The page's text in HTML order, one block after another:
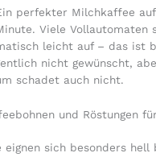
perfekter Milchkaffee
Viele Vollautomaten
leicht auf – das ist
nicht gewünscht,
schadet auch nicht.
und Röstungen
eignen sich besonders